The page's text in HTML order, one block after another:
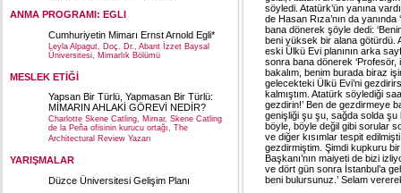
ANMA PROGRAMI: EGLI
Cumhuriyetin Mimarı Ernst Arnold Egli*
Leyla Alpagut, Doç. Dr., Abant İzzet Baysal
Üniversitesi, Mimarlık Bölümü
MESLEK ETİĞİ
Yapsan Bir Türlü, Yapmasan Bir Türlü:
MİMARIN AHLAKİ GÖREVİ NEDİR?
Charlotte Skene Catling, Mimar, Skene Catling
de la Peña ofisinin kurucu ortağı, The
Architectural Review Yazarı
YARIŞMALAR
Düzce Üniversitesi Gelişim Planı
söyledi. Atatürk’ün yanına
de Hasan Rıza’nın da
bana dönerek şöyle dedi:
beni yüksek bir alana götürdü.
eski Ülkü Evi planının arka
sonra bana dönerek ‘Profesör,
bakalım, benim burada biraz
gelecekteki Ülkü Evi’ni
kalmıştım. Atatürk söylediği
gezdirin!’ Ben de gezdirmeye
genişliği şu şu, sağda solda
böyle, böyle değil gibi sorular
ve diğer kısımlar tespit
gezdirmiştim. Şimdi kupkuru
Başkanı’nın maiyeti de bizi
ve dört gün sonra İstanbul’a
beni bulursunuz.’ Selam